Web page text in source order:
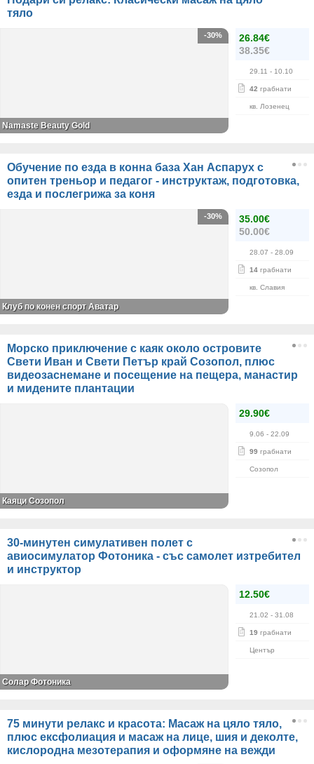
тяло
26.84€
38.35€
29.11 - 10.10
42 грабнати
кв. Лозенец
-30%
Namaste Beauty Gold
Обучение по езда в конна база Хан Аспарух с
опитен треньор и педагог - инструктаж, подготовка,
езда и послегрижа за коня
35.00€
50.00€
28.07 - 28.09
14 грабнати
кв. Славия
-30%
Клуб по конен спорт Аватар
Морско приключение с каяк около островите
Свети Иван и Свети Петър край Созопол, плюс
видеозаснемане и посещение на пещера, манастир
и мидените плантации
29.90€
9.06 - 22.09
99 грабнати
Созопол
Каяци Созопол
30-минутен симулативен полет с
авиосимулатор Фотоника - със самолет изтребител
и инструктор
12.50€
21.02 - 31.08
19 грабнати
Център
Солар Фотоника
75 минути релакс и красота: Масаж на цяло тяло,
плюс ексфолиация и масаж на лице, шия и деколте,
кислородна мезотерапия и оформяне на вежди